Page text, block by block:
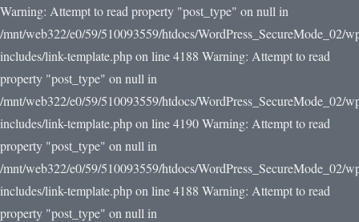
Warning: Attempt to read property "post_type" on null in
/mnt/web322/e0/59/510093559/htdocs/WordPress_SecureMode_02/
includes/link-template.php on line 4188 Warning: Attempt to read
property "post_type" on null in
/mnt/web322/e0/59/510093559/htdocs/WordPress_SecureMode_02/
includes/link-template.php on line 4190Warning: Attempt to read
property "post_type" on null in
/mnt/web322/e0/59/510093559/htdocs/WordPress_SecureMode_02/
includes/link-template.php on line 4188 Warning: Attempt to read
property "post_type" on null in